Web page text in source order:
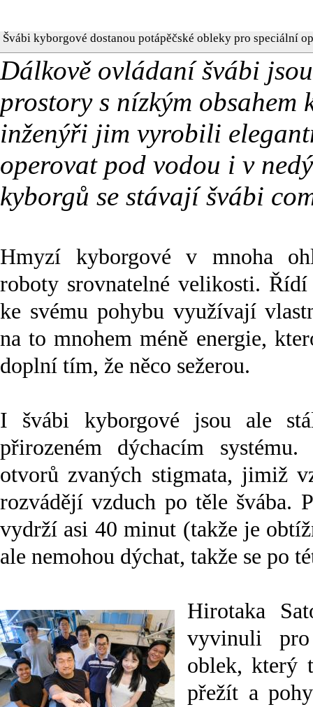
Švábi kyborgové dostanou potápěčské obleky pro speciální
Dálkově ovládaní švábi
prostory s nízkým
inženýři jim vyrobili
operovat pod vodou i v
kyborgů se stávají švábi
Hmyzí kyborgové v mnoha
roboty srovnatelné velikosti.
ke svému pohybu využívají
na to mnohem méně energie,
doplní tím, že něco sežerou.
I švábi kyborgové jsou ale
přirozeném dýchacím
otvorů zvaných stigmata, jimiž
rozvádějí vzduch po těle švába.
vydrží asi 40 minut (takže je
ale nemohou dýchat, takže se po
Hirotaka
vyvinuli pro
oblek, který
přežít a